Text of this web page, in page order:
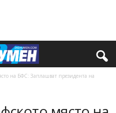
на БФС: Заплашват президента на